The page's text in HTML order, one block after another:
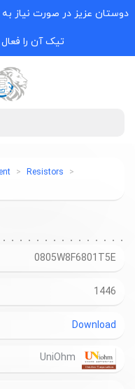
دوستان عزیز در صورت نیاز
تیک آن را فعال
Resistors
0805W8F6801T5E
1446
Download